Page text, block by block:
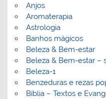
Anjos
Aromaterapia
Astrologia
Banhos mágicos
Beleza & Bem-estar
Beleza & Bem-estar –
Beleza-1
Benzeduras e rezas
Bíblia – Textos e